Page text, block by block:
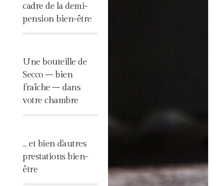
cadre de la demi-
pension bien-être
Une bouteille de
Secco – bien
fraîche – dans
votre chambre
... et bien d'autres
prestations bien-
être